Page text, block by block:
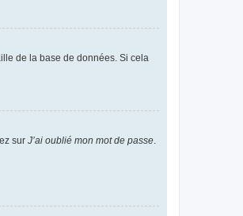
de la base de données. Si cela
sur J’ai oublié mon mot de passe